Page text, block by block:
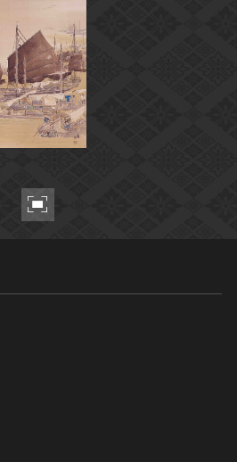
媒体資料・関連記事等
博物館、美術館の皆さまへ
文化庁よりご挨拶
今月のみどころ
お知らせ一覧
このサイトについて
サイトのご意見はこちら